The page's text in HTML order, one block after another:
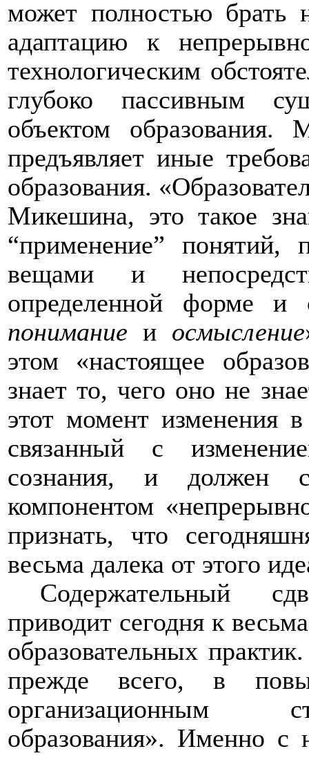
может полностью брать
адаптацию к
технологическим
глубоко пассивным
объектом
предъявляет иные
образования.
Микешина, это такое
“применение”
вещами и
определенной форме и
понимание и осмысление
этом «настоящее
знает то, чего оно не
этот момент изменения
связанный с
сознания, и должен
компонентом
признать, что
весьма далека от этого
Содержательный
приводит сегодня к
образовательных
прежде всего, в
организационным
образования». Именно с